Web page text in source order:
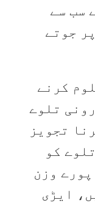
سب سے
جوتے
کرنے
تلوے
تجویز
کو
وزن
ایڑی